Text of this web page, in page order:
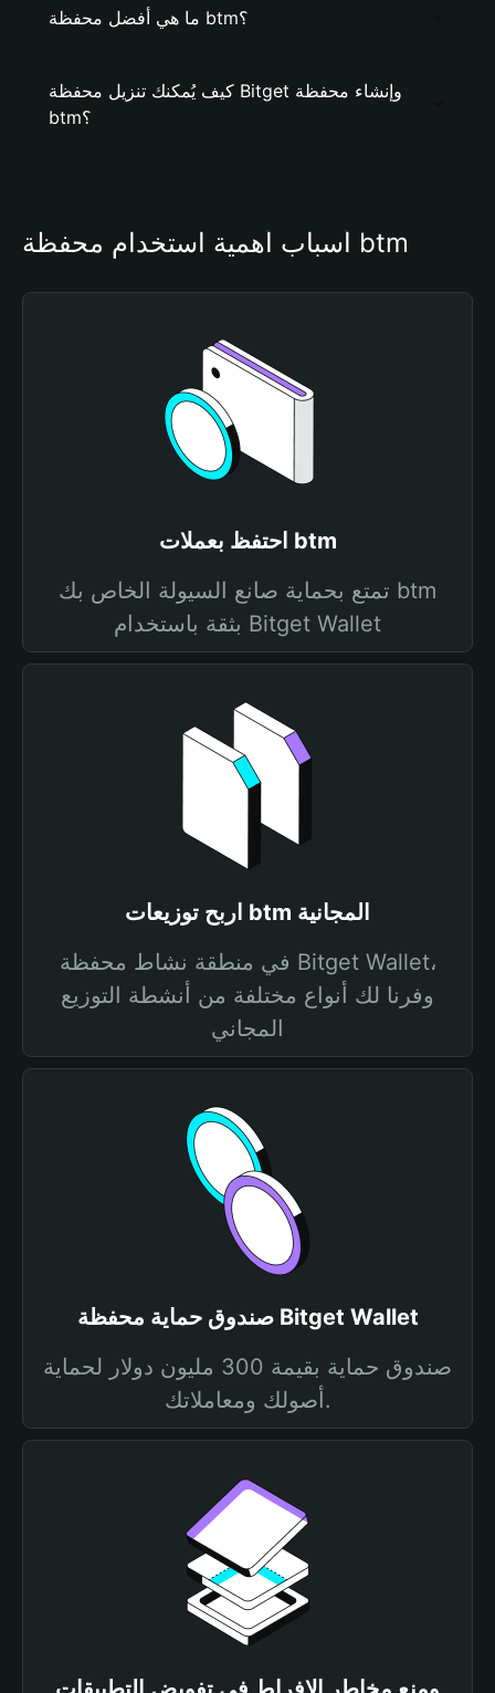
ما هي أفضل محفظة btm؟
كيف يُمكنك تنزيل محفظة Bitget وإنشاء محفظة
btm؟
أسباب أهمية استخدام محفظة btm
احتفظ بعملات btm
تمتع بحماية صانع السيولة الخاص بك btm
بثقة باستخدام Bitget Wallet
اربح توزيعات btm المجانية
في منطقة نشاط محفظة Bitget Wallet،
وفرنا لك أنواع مختلفة من أنشطة التوزيع
المجاني
صندوق حماية محفظة Bitget Wallet
صندوق حماية بقيمة 300 مليون دولار لحماية
أصولك ومعاملاتك.